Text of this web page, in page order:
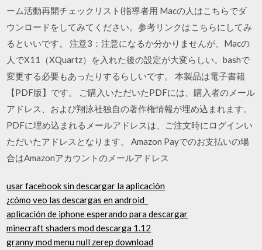
ーム活動再開チェックリスト(指導者用 Macの人はこちらでダ
ウンロードをしてみてください。参考リンクはこちらにしてみ
るといいです。 注意3：注意になるか分かりませんが、Macの
人でX11（XQuartz）を入れた後の設定が大変らしい。bashで
変更する必要もあったりするらしいです。 本製品は電子書籍
【PDF版】です。 ご購入いただいたPDFには、購入者のメール
アドレス、および翔泳社独自の著作権情報が埋め込まれます。
PDFに埋め込まれるメールアドレスは、ご注文時にログインい
ただいたアドレスとなります。 Amazon Payでのお支払いの場
合はAmazonアカウントのメールアドレス
usar facebook sin descargar la aplicación
¿cómo veo las descargas en android_
aplicación de iphone esperando para descargar
minecraft shaders mod descarga 1.12
granny mod menu null zerep download